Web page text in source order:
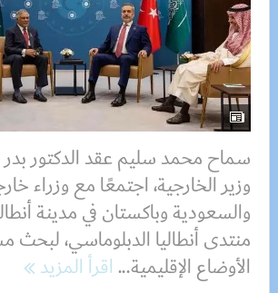
سماح محمد سليم عقد الدكتور
وزير الخارجية، اجتمعًا مع وزراء
والسعودية وباكستان في مدينة
منتدى أنطاليا الدبلوماسي،
الأوضاع الإقليمية...اقرأ المزيد